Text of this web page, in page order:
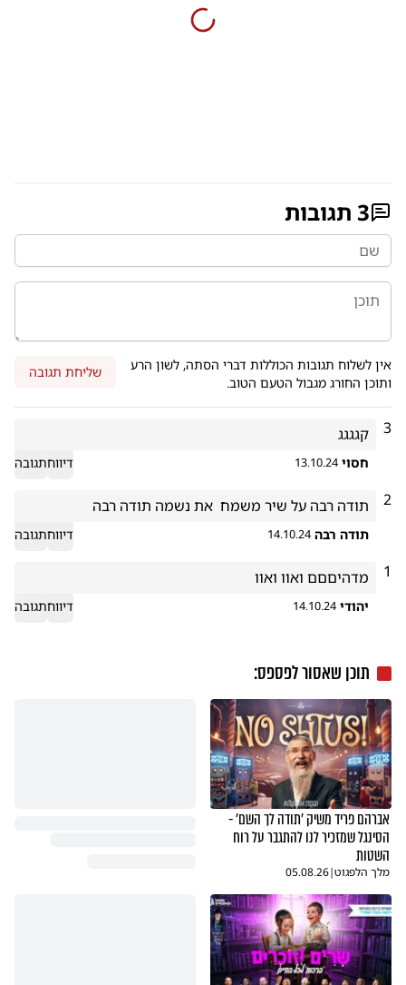
3 תגובות
אין לשלוח תגובות הכוללות דברי הסתה, לשון הרע
ותוכן החורג מגבול הטעם הטוב.
שליחת תגובה
3 קגגגג
חסוי 13.10.24 דיווחתגובה
2 תודה רבה על שיר משמח  את נשמה תודה רבה
תודה רבה 14.10.24 דיווחתגובה
1 מדהיםםם ואוו ואוו
יהודי 14.10.24 דיווחתגובה
תוכן שאסור לפספס:
אברהם פריד משיק 'תודה לך השם' -
הסינגל שמזכיר לנו להתגבר על רוח
השטות
מלך הלפגוט|
05.08.26